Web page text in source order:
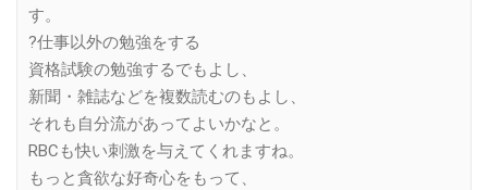
す。
?仕事以外の勉強をする
資格試験の勉強するでもよし、
新聞・雑誌などを複数読むのもよし、
それも自分流があってよいかなと。
RBCも快い刺激を与えてくれますね。
もっと貪欲な好奇心をもって、